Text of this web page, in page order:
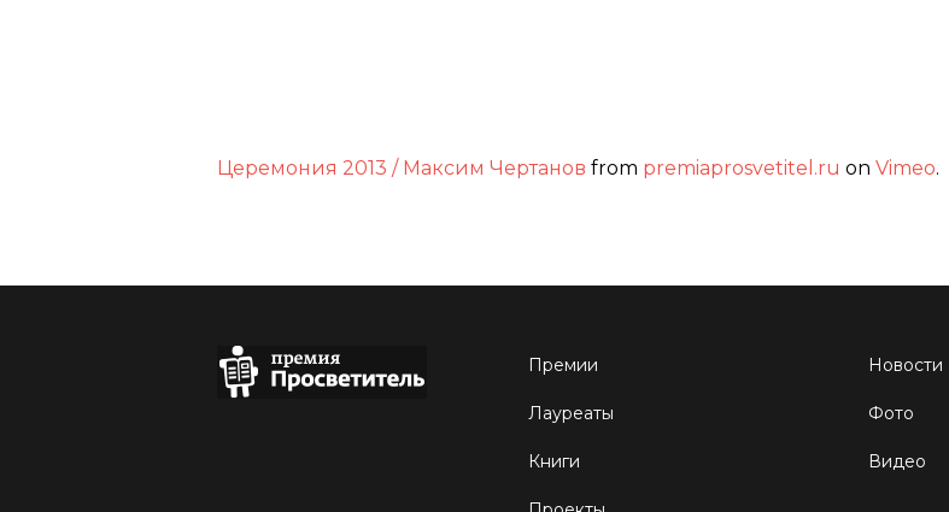
Церемония 2013 / Максим Чертанов from premiaprosvetitel.ru on Vimeo.
Премии
Лауреаты
Книги
Новости
Фото
Видео